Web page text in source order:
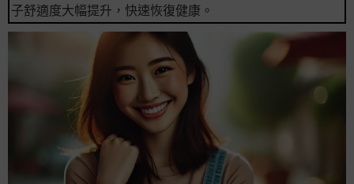
子舒適度大幅提升，快速恢復健康。